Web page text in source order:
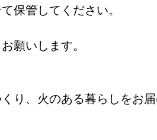
保管してください。
願いします。
り、火のある暮らしをお届